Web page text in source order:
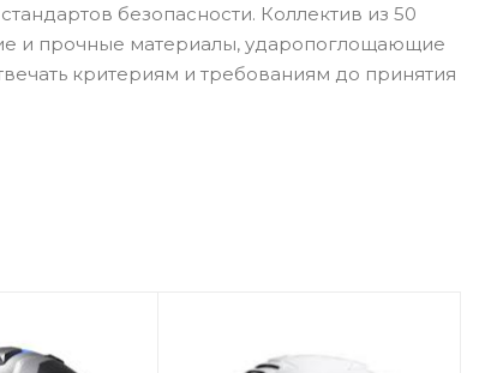
безопасности. Коллектив из 50
и прочные материалы, ударопоглощающие
критериям и требованиям до принятия